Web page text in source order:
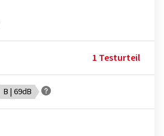
1 Testurteil
B | 69dB